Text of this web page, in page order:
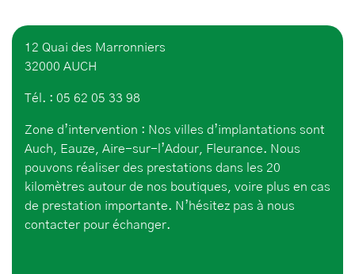
12 Quai des Marronniers
32000 AUCH
Tél. : 05 62 05 33 98
Zone d’intervention : Nos villes d’implantations sont
Auch, Eauze, Aire-sur-l’Adour, Fleurance. Nous
pouvons réaliser des prestations dans les 20
kilomètres autour de nos boutiques, voire plus en cas
de prestation importante. N’hésitez pas à nous
contacter pour échanger.